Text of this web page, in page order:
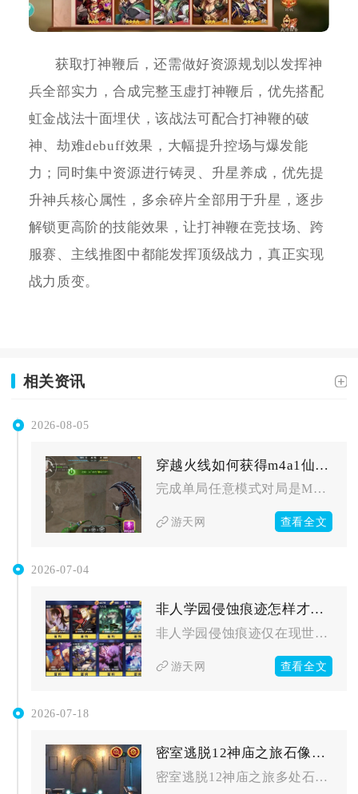
获取打神鞭后，还需做好资源规划以发挥神
兵全部实力，合成完整玉虚打神鞭后，优先搭配
虹金战法十面埋伏，该战法可配合打神鞭的破
神、劫难debuff效果，大幅提升控场与爆发能
力；同时集中资源进行铸灵、升星养成，优先提
升神兵核心属性，多余碎片全部用于升星，逐步
解锁更高阶的技能效果，让打神鞭在竞技场、跨
服赛、主线推图中都能发挥顶级战力，真正实现
战力质变。
相关资讯
2026-08-05
穿越火线如何获得m4a1仙界黑骑士续约所需的材料
完成单局任意模式对局是M4A1仙界黑骑士续约所需核心条件，对...
游天网 查看全文
2026-07-04
非人学园侵蚀痕迹怎样才能得到
非人学园侵蚀痕迹仅在现世入侵（逆时行动）活动产出，通过探测器...
游天网 查看全文
2026-07-18
密室逃脱12神庙之旅石像按照什么顺序
密室逃脱12神庙之旅多处石像解谜核心顺序分为两类主流石像谜题...